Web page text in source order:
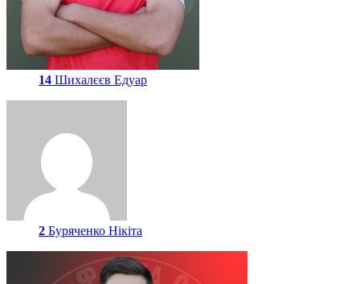
14 Шихалєєв Едуар
2 Буряченко Нікіта